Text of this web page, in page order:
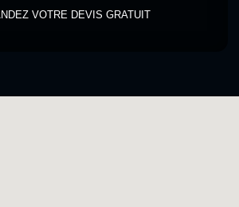
VOTRE DEVIS GRATUIT